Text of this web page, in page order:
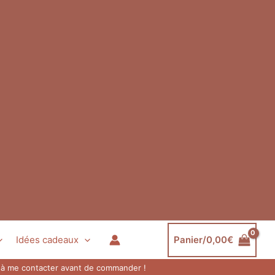
Idées cadeaux Panier/0,00€
contacter avant de commander !